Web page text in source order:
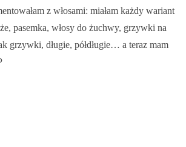
z włosami: miałam każdy wariant
pasemka, włosy do żuchwy, grzywki na
grzywki, długie, półdługie… a teraz mam